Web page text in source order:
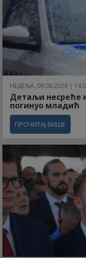
НЕДЕЉА, 09.08.2026 |
Детаљи несреће
погинуо младић
ПРОЧИТАЈ ВИШЕ